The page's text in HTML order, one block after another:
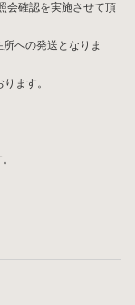
会確認を実施させて頂
への発送となりま
ます。